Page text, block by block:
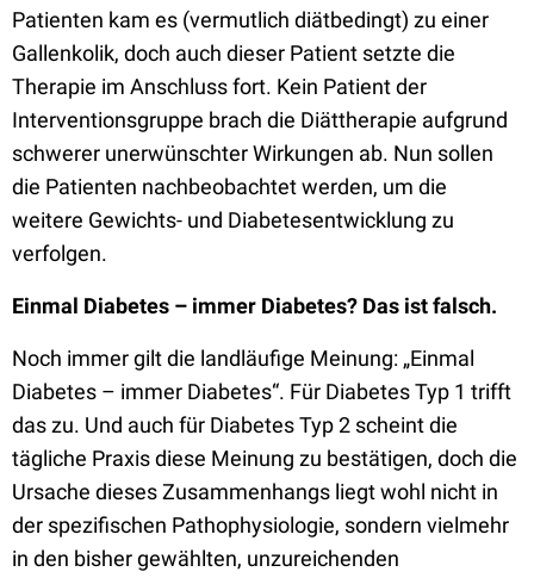
Patienten kam es (vermutlich diätbedingt) zu einer
Gallenkolik, doch auch dieser Patient setzte die
Therapie im Anschluss fort. Kein Patient der
Interventionsgruppe brach die Diättherapie aufgrund
schwerer unerwünschter Wirkungen ab. Nun sollen
die Patienten nachbeobachtet werden, um die
weitere Gewichts- und Diabetesentwicklung zu
verfolgen.
Einmal Diabetes – immer Diabetes? Das ist falsch.
Noch immer gilt die landläufige Meinung: „Einmal
Diabetes – immer Diabetes“. Für Diabetes Typ 1 trifft
das zu. Und auch für Diabetes Typ 2 scheint die
tägliche Praxis diese Meinung zu bestätigen, doch die
Ursache dieses Zusammenhangs liegt wohl nicht in
der spezifischen Pathophysiologie, sondern vielmehr
in den bisher gewählten, unzureichenden